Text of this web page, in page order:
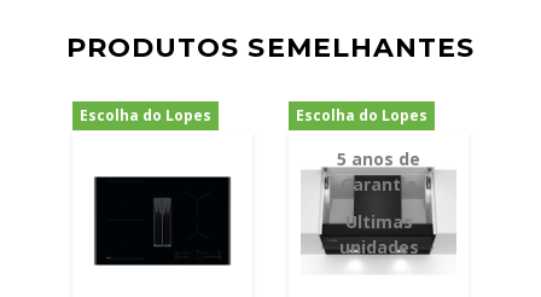
PRODUTOS SEMELHANTES
Escolha do Lopes Escolha do Lopes
5 anos de
Garantia
Últimas
unidades
-9%